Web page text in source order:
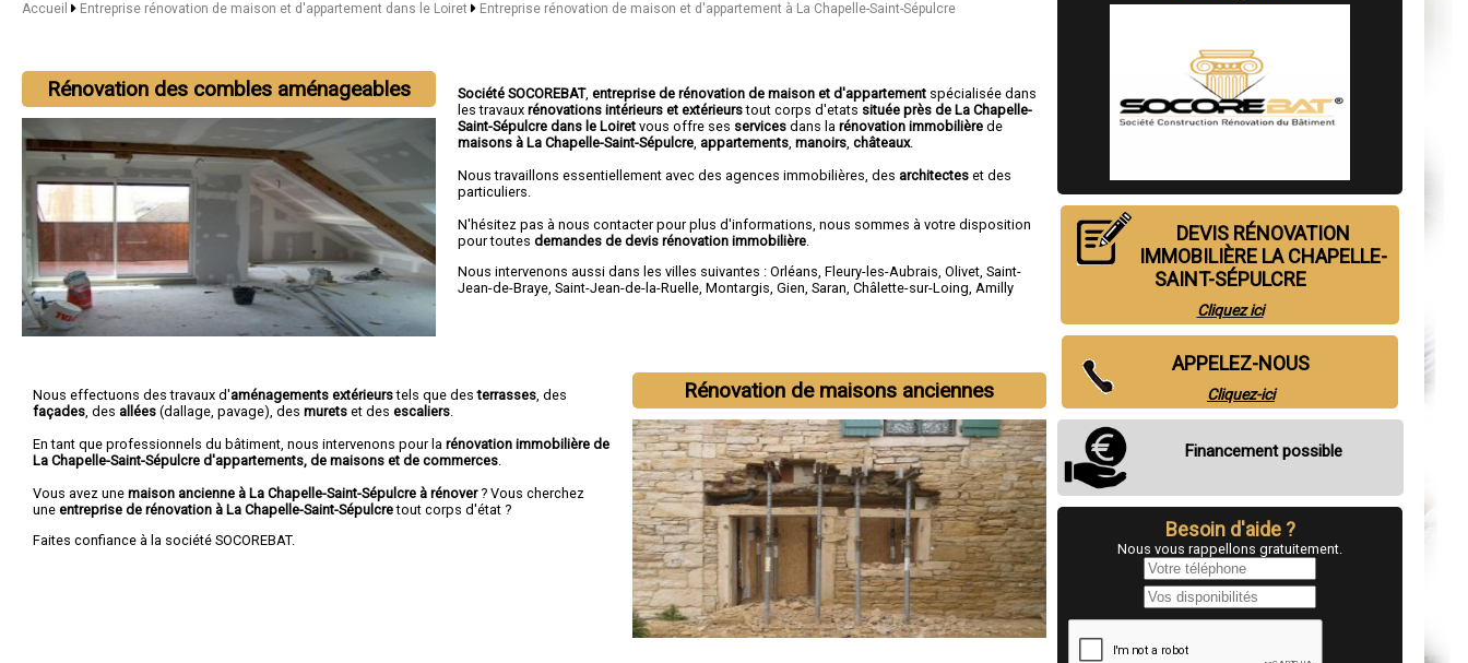
Accueil Entreprise rénovation de maison et d'appartement dans le Loiret Entreprise rénovation de maison et d'appartement à La Chapelle-Saint-Sépulcre
Rénovation des combles aménageables Société SOCOREBAT,entreprise de rénovation de maison et d'appartement spécialisée dans
les travauxrénovations intérieurs et extérieurstout corps d'etats située près de La Chapelle-
Saint-Sépulcre dans le Loiretvous offre ses services dans larénovation immobilière de
maisons à La Chapelle-Saint-Sépulcre appartements ,manoirs ,châteaux.
Nous travaillons essentiellement avec des agences immobilières, des architectes et des
particuliers.
N'hésitez pas à nous contacter pour plus d'informations, nous sommes à votre disposition
pour toutesdemandes de devis rénovation immobilière
Nous intervenons aussi dans les villes suivantes :Orléans ,Fleury-les-Aubrais ,Olivet ,Saint-
Jean-de-Braye ,Saint-Jean-de-la-Ruelle ,Montargis ,Gien ,Saran ,Châlette-sur-Loing Amilly
Rénovation de maisons anciennes
Nous effectuons des travaux d'aménagements extérieurstels que desterrasses , des
façades , des allées (dallage, pavage), des murets et des escaliers
En tant que professionnels du bâtiment, nous intervenons pour la rénovation immobilière de
La Chapelle-Saint-Sépulcre d'appartements, de maisons et de commerces
Vous avez une maison ancienne à La Chapelle-Saint-Sépulcre à rénover? Vous cherchez
une entreprise de rénovation à La Chapelle-Saint-Sépulcretout corps d'état ?
Faites confiance à la société SOCOREBAT.
DEVIS RÉNOVATION
IMMOBILIÈRE LA CHAPELLE-
SAINT-SÉPULCRE
Cliquez ici
APPELEZ-NOUS
Cliquez-ici
Financement possible
Besoin d'aide ?
Nous vous rappellons gratuitement.